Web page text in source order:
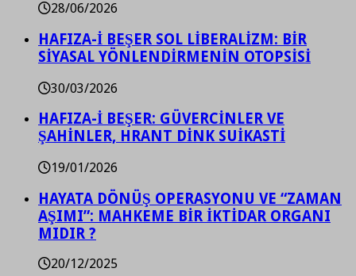
28/06/2026
HAFIZA-İ BEŞER SOL LİBERALİZM: BİR
SİYASAL YÖNLENDİRMENİN OTOPSİSİ
30/03/2026
HAFIZA-İ BEŞER: GÜVERCİNLER VE
ŞAHİNLER, HRANT DİNK SUİKASTİ
19/01/2026
HAYATA DÖNÜŞ OPERASYONU VE “ZAMAN
AŞIMI”: MAHKEME BİR İKTİDAR ORGANI
MIDIR ?
20/12/2025